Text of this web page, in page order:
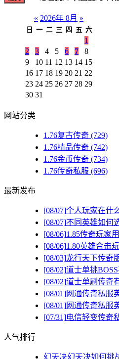
« 2026年 8月 »
日 一 二 三 四 五 六
1
2
3 4 5 6 7
8
9
10 11 12 13 14 15
16 17 18 19 20 21 22
23 24 25 26 27 28 29
30 31
网站分类
1.76复古传奇 (729)
1.76精品传奇 (742)
1.76金币传奇 (734)
1.76传奇私服 (696)
最新发布
[08/07]个人玩家在什
[08/07]不同英雄如何
[08/06]1.85传奇玩家
[08/06]1.80英雄合击
[08/03]龙行天下传奇
[08/02]道士单挑
[08/02]道士单刷传奇
[08/01]网通传奇私服
[08/01]网通传奇私服
[07/31]电信轻变传奇
人气排行
幻天决幻天决如何挑